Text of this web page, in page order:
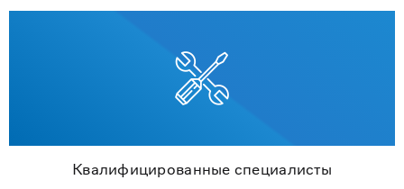
Квалифицированные специалисты